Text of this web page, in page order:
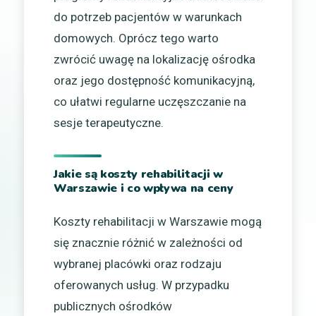
do potrzeb pacjentów w warunkach
domowych. Oprócz tego warto
zwrócić uwagę na lokalizację ośrodka
oraz jego dostępność komunikacyjną,
co ułatwi regularne uczęszczanie na
sesje terapeutyczne.
Jakie są koszty rehabilitacji w
Warszawie i co wpływa na ceny
Koszty rehabilitacji w Warszawie mogą
się znacznie różnić w zależności od
wybranej placówki oraz rodzaju
oferowanych usług. W przypadku
publicznych ośrodków